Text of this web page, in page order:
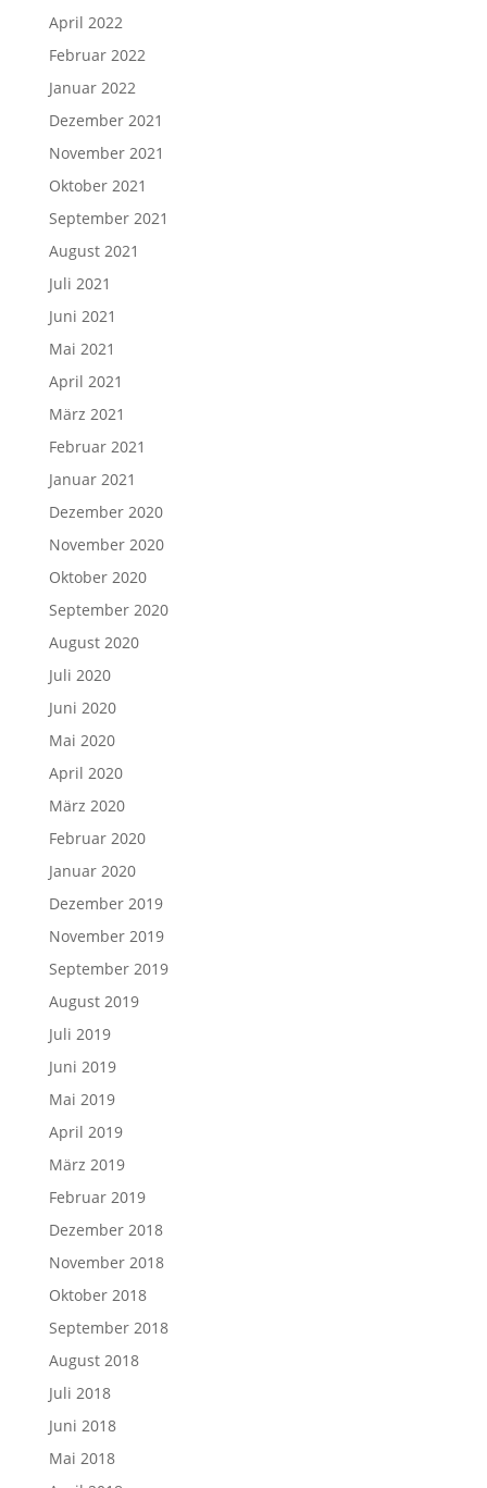
April 2022
Februar 2022
Januar 2022
Dezember 2021
November 2021
Oktober 2021
September 2021
August 2021
Juli 2021
Juni 2021
Mai 2021
April 2021
März 2021
Februar 2021
Januar 2021
Dezember 2020
November 2020
Oktober 2020
September 2020
August 2020
Juli 2020
Juni 2020
Mai 2020
April 2020
März 2020
Februar 2020
Januar 2020
Dezember 2019
November 2019
September 2019
August 2019
Juli 2019
Juni 2019
Mai 2019
April 2019
März 2019
Februar 2019
Dezember 2018
November 2018
Oktober 2018
September 2018
August 2018
Juli 2018
Juni 2018
Mai 2018